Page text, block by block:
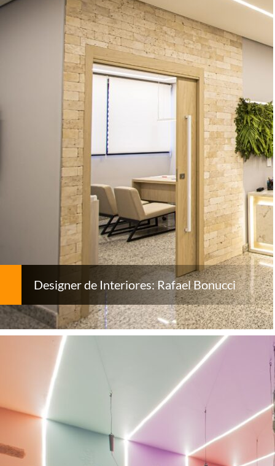
Designer de Interiores: Rafael Bonucci